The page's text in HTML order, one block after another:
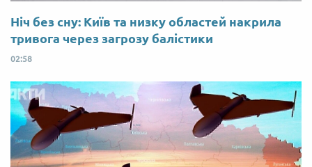
Ніч без сну: Київ та низку областей накрила
тривога через загрозу балістики
02:58